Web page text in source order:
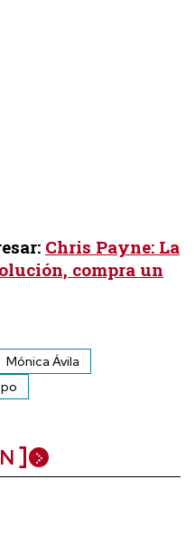
Chris Payne: La
compra un
Mónica Ávila